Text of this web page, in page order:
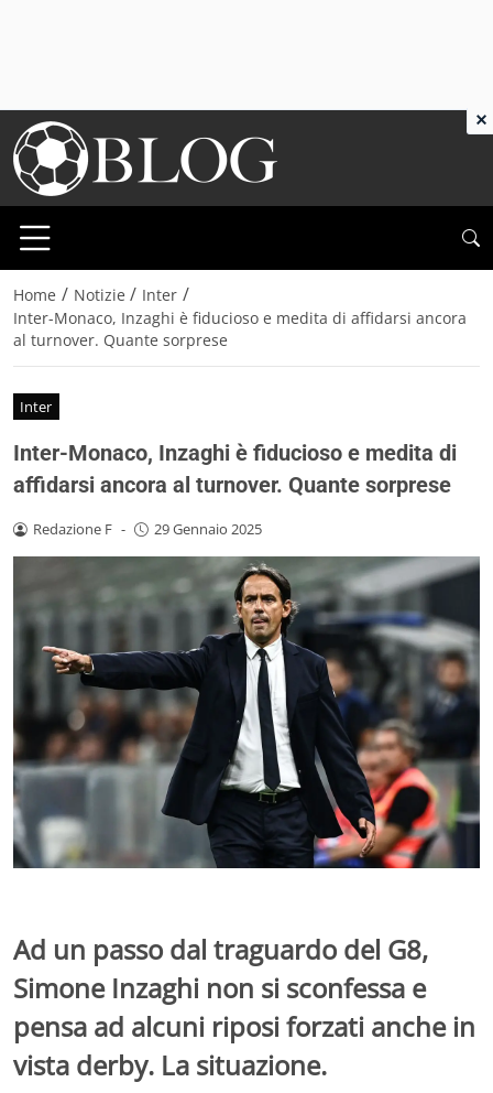
Home / Notizie / Inter /
Inter-Monaco, Inzaghi è fiducioso e medita di affidarsi ancora
al turnover. Quante sorprese
Inter
Inter-Monaco, Inzaghi è fiducioso e medita di
affidarsi ancora al turnover. Quante sorprese
Redazione F - 29 Gennaio 2025
Ad un passo dal traguardo del G8,
Simone Inzaghi non si sconfessa e
pensa ad alcuni riposi forzati anche in
vista derby. La situazione.
×